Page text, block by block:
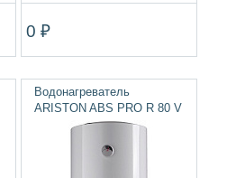
0 ₽
Водонагреватель
ARISTON ABS PRO R 80 V